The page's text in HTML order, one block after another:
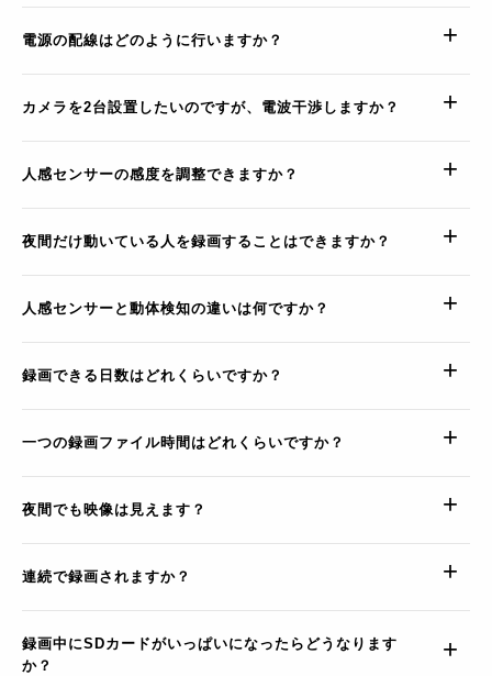
電源の配線はどのように行いますか？
カメラを2台設置したいのですが、電波干渉しますか？
人感センサーの感度を調整できますか？
夜間だけ動いている人を録画することはできますか？
人感センサーと動体検知の違いは何ですか？
録画できる日数はどれくらいですか？
一つの録画ファイル時間はどれくらいですか？
夜間でも映像は見えます？
連続で録画されますか？
録画中にSDカードがいっぱいになったらどうなります
か？